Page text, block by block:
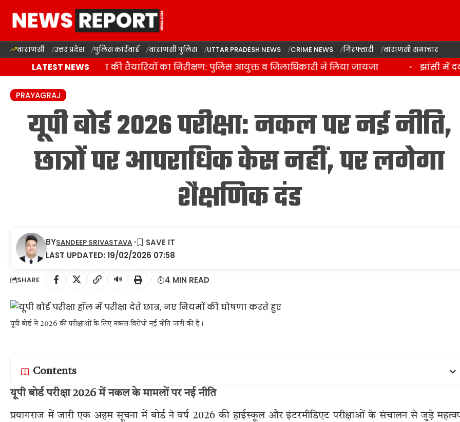
वाराणसी उत्तर प्रदेश पुलिस कार्रवाई वाराणसी पुलिस UTTAR PRADESH NEWS CRIME NEWS गिरफ्तारी वाराणसी समाचार
LATEST NEWS
वाराणसी में कांवड़ यात्रा की तैयारियों का निरीक्षण: पुलिस आयुक्त व जिलाधिकारी ने लिया जायजा झांसी में
PRAYAGRAJ
यूपी बोर्ड 2026 परीक्षा: नकल पर नई नीति,
छात्रों पर आपराधिक केस नहीं, पर लगेगा
शैक्षणिक दंड
LAST UPDATED: 19/02/2026 07:58
BYSANDEEP SRIVASTAVA
SHARE 🔊 4 MIN READ
यूपी बोर्ड ने 2026 की परीक्षाओं के लिए नकल विरोधी नई नीति जारी की है।
Contents
यूपी बोर्ड परीक्षा 2026 में नकल के मामलों पर नई नीति
प्रयागराज में जारी एक अहम सूचना में बोर्ड ने वर्ष 2026 की हाईस्कूल और इंटरमीडिएट परीक्षाओं के संचालन से जुड़े